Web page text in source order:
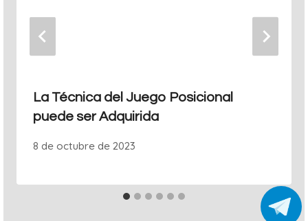
La Técnica del Juego Posicional
puede ser Adquirida
8 de octubre de 2023